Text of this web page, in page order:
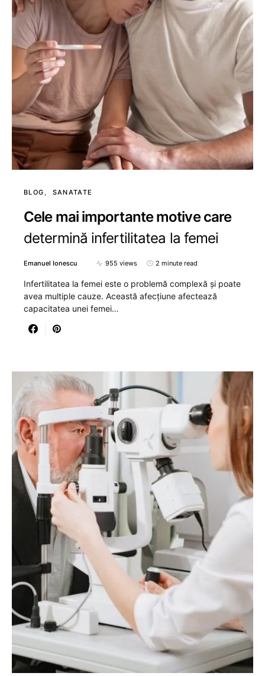
BLOG SANATATE
Cele mai importante motive care
determină infertilitatea la femei
Emanuel Ionescu 955 views 2 minute read
Infertilitatea la femei este o problemă complexă și poate
avea multiple cauze. Această afecțiune afectează
capacitatea unei femei…